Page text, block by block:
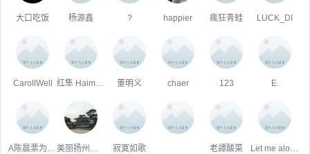
大口吃饭 杨源鑫 ? happier 瘋狂青蛙 LUCK_DI
CarollWell 董明义 chaer 123 E.
寂寞如歌 老譚酸菜